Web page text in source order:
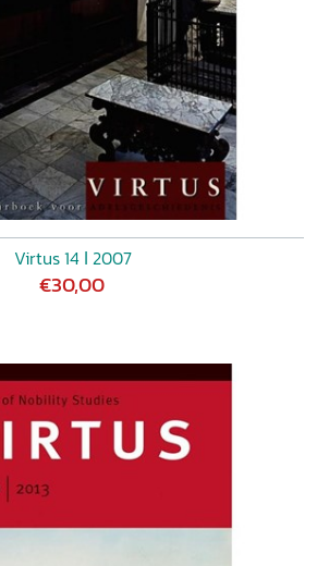
Virtus 14 ǀ 2007
€30,00